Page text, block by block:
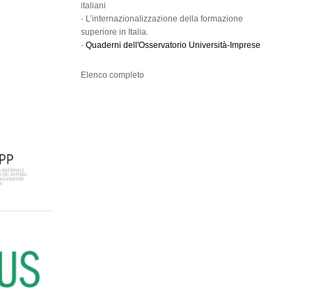
italiani
- L’internazionalizzazione della formazione
superiore in Italia.
- Quaderni dell'Osservatorio Università-Imprese
Elenco completo